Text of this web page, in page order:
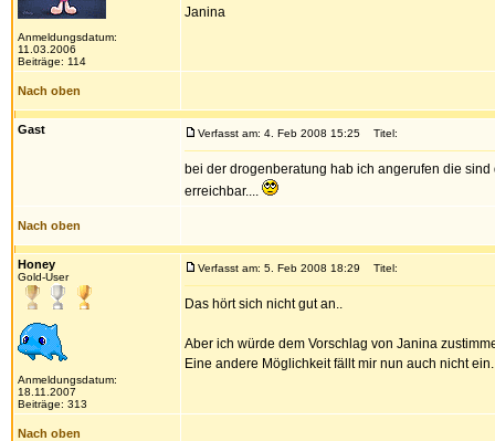
Anmeldungsdatum:
11.03.2006
Beiträge: 114
Janina
Nach oben
Gast Verfasst am: 4. Feb 2008 15:25 Titel:
bei der drogenberatung hab ich angerufen die
erreichbar....
Nach oben
Honey
Gold-User
Anmeldungsdatum:
18.11.2007
Beiträge: 313
Verfasst am: 5. Feb 2008 18:29 Titel:
Das hört sich nicht gut an..
Aber ich würde dem Vorschlag von Janina
Eine andere Möglichkeit fällt mir nun auch nicht
Nach oben